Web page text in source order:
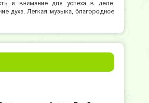
и внимание для успеха в деле.
духа. Легкая музыка, благородное